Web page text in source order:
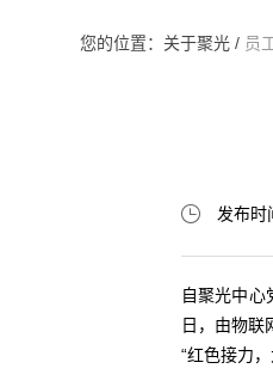
您的位置： 关于聚光 / 员
发布时
自聚光中心
日，由物联
“红色接力